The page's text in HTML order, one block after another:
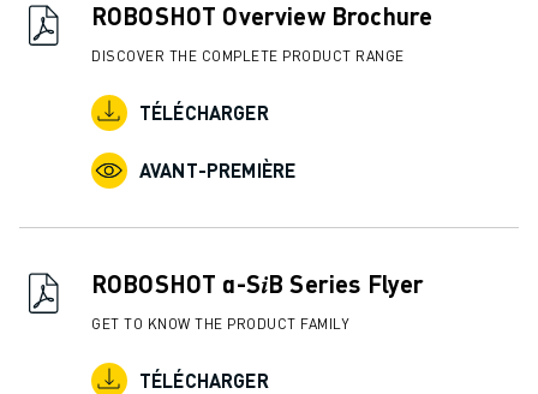
ROBOSHOT Overview Brochure
DISCOVER THE COMPLETE PRODUCT RANGE
TÉLÉCHARGER
AVANT-PREMIÈRE
ROBOSHOT α-S𝑖B Series Flyer
GET TO KNOW THE PRODUCT FAMILY
TÉLÉCHARGER